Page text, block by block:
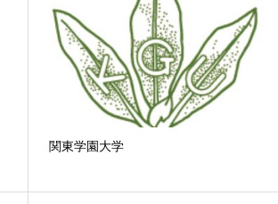
関東学園大学